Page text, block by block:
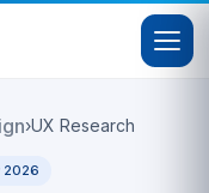
›UX Research
2026